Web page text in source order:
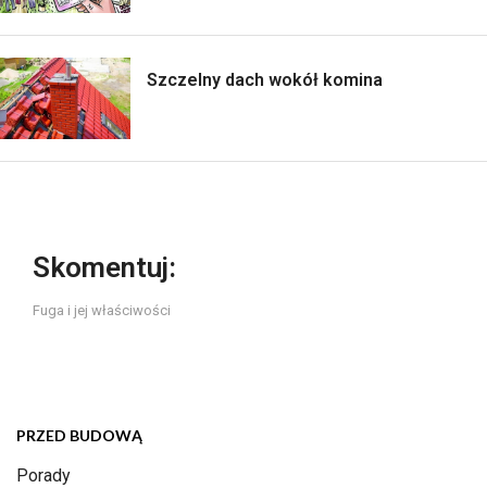
Szczelny dach wokół komina
Skomentuj:
Fuga i jej właściwości
PRZED BUDOWĄ
Porady